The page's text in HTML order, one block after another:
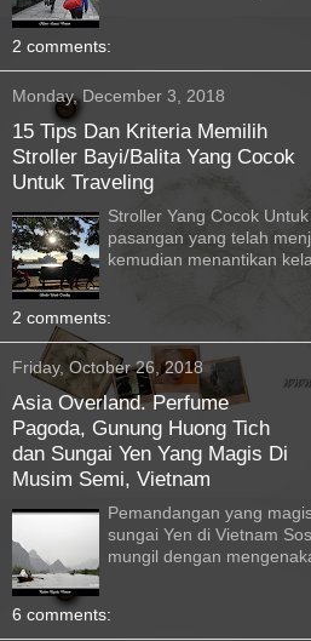
2 comments:
Monday, December 3, 2018
15 Tips Dan Kriteria Memilih
Stroller Bayi/Balita Yang Cocok
Untuk Traveling
Stroller Yang Cocok
pasangan yang telah
kemudian menantikan
2 comments:
Friday, October 26, 2018
Asia Overland. Perfume
Pagoda, Gunung Huong Tich
dan Sungai Yen Yang Magis Di
Musim Semi, Vietnam
Pemandangan yang
sungai Yen di Vietnam
mungil dengan
6 comments: